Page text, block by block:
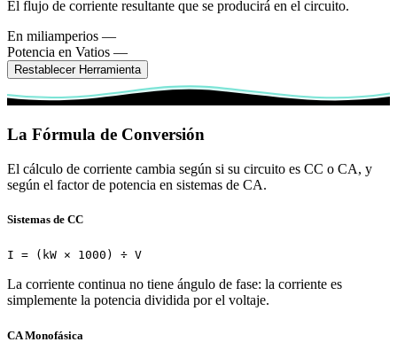
El flujo de corriente resultante que se producirá en el circuito.
En miliamperios —
Potencia en Vatios —
Restablecer Herramienta
La Fórmula de Conversión
El cálculo de corriente cambia según si su circuito es CC o CA, y
según el factor de potencia en sistemas de CA.
Sistemas de CC
I = (kW × 1000) ÷ V
La corriente continua no tiene ángulo de fase: la corriente es
simplemente la potencia dividida por el voltaje.
CA Monofásica